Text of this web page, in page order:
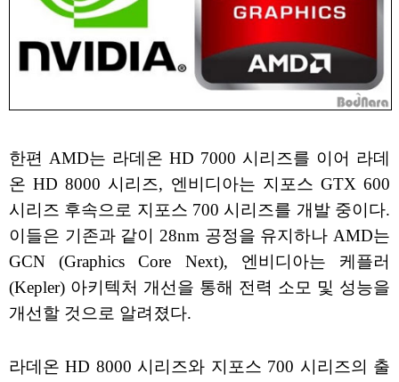
한편 AMD는 라데온 HD 7000 시리즈를 이어 라데
온 HD 8000 시리즈, 엔비디아는 지포스 GTX 600
시리즈 후속으로 지포스 700 시리즈를 개발 중이다.
이들은 기존과 같이 28nm 공정을 유지하나 AMD는
GCN (Graphics Core Next), 엔비디아는 케플러
(Kepler) 아키텍처 개선을 통해 전력 소모 및 성능을
개선할 것으로 알려졌다.
라데온 HD 8000 시리즈와 지포스 700 시리즈의 출